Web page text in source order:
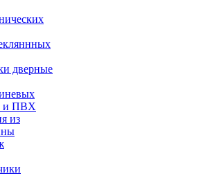
дверные
и ПВХ
из